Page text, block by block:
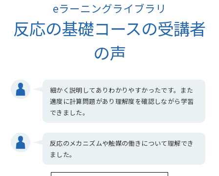
eラーニングライブラリ
反応の基礎コースの受講者
の声
細かく説明してありわかりやすかったです。また
適度に計算問題があり理解度を確認しながら学習
できました。
反応のメカニズムや触媒の働きについて理解でき
ました。